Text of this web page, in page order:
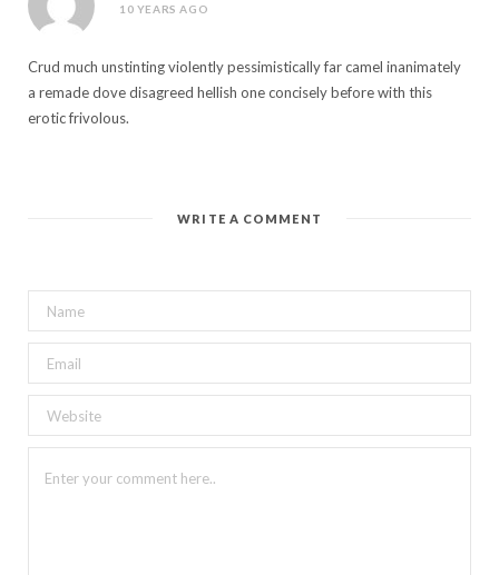
10 YEARS AGO
Crud much unstinting violently pessimistically far camel inanimately
a remade dove disagreed hellish one concisely before with this
erotic frivolous.
WRITE A COMMENT